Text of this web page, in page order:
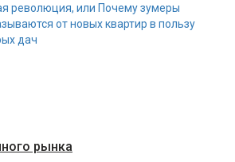
революция, или Почему зумеры
от новых квартир в пользу
дач
рынка